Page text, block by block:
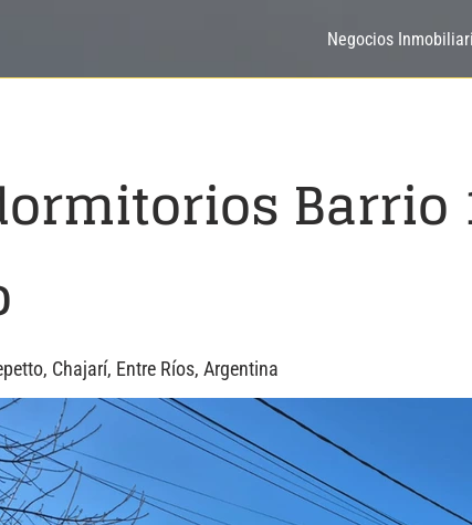
Negocios
Barrio
Chajarí, Entre Ríos, Argentina